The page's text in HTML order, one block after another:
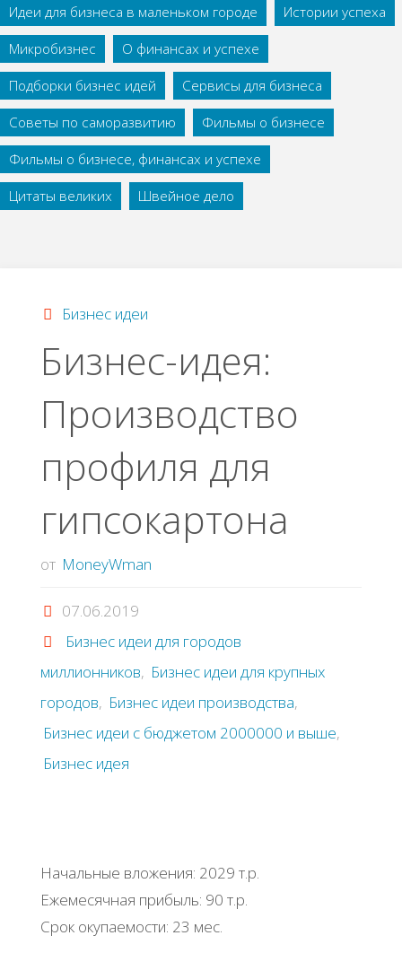
Идеи для бизнеса в маленьком городе
Истории успеха
Микробизнес
О финансах и успехе
Подборки бизнес идей
Сервисы для бизнеса
Советы по саморазвитию
Фильмы о бизнесе
Фильмы о бизнесе, финансах и успехе
Цитаты великих
Швейное дело
Бизнес идеи
Бизнес-идея:
Производство
профиля для
гипсокартона
от MoneyWman
07.06.2019
Бизнес идеи для городов
миллионников, Бизнес идеи для крупных
городов, Бизнес идеи производства,
Бизнес идеи с бюджетом 2000000 и выше,
Бизнес идея
Начальные вложения: 2029 т.р.
Ежемесячная прибыль: 90 т.р.
Срок окупаемости: 23 мес.